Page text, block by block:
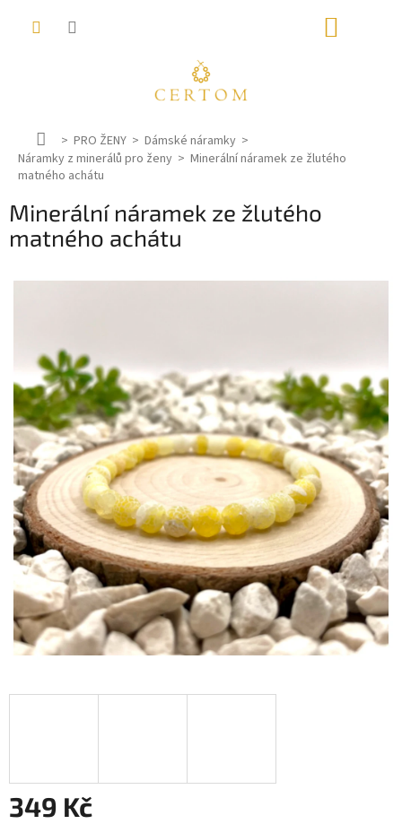
D
o
m
PRO ŽENY
Dámské náramky
Náramky z minerálů pro ženy
Minerální náramek ze žlutého
matného achátu
Minerální náramek ze žlutého
matného achátu
349 Kč